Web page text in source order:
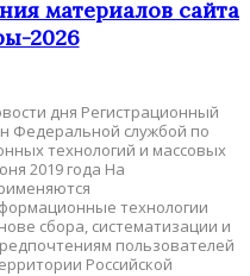
материалов сайта
2026
дня Регистрационный
Федеральной службой по
технологий и массовых
2019 года На
технологии
сбора, систематизации и
пользователей
Российской